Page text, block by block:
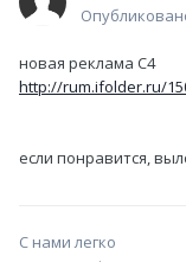
новая реклама С4
http://rum.ifolder.ru/
если понравится,
С нами легко